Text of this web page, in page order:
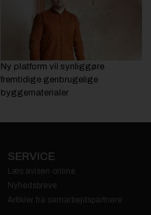
Ny platform vil synliggøre
fremtidige genbrugelige
byggematerialer
SERVICE
Læs avisen online
Nyhedsbreve
Artikler fra samarbejdspartnere